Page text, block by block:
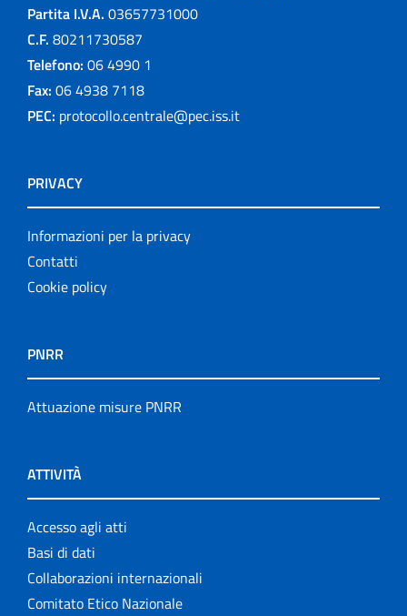
Partita I.V.A. 03657731000
C.F. 80211730587
Telefono: 06 4990 1
Fax: 06 4938 7118
PEC: protocollo.centrale@pec.iss.it
PRIVACY
Informazioni per la privacy
Contatti
Cookie policy
PNRR
Attuazione misure PNRR
ATTIVITÀ
Accesso agli atti
Basi di dati
Collaborazioni internazionali
Comitato Etico Nazionale